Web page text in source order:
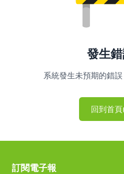
發生
系統發生未預期的錯誤
回到首頁
訂閱電子報